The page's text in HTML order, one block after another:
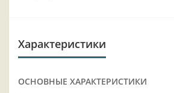
Характеристики
ОСНОВНЫЕ ХАРАКТЕРИСТИКИ